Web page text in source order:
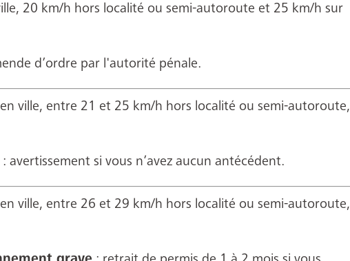
20 km/h hors localité ou semi-autoroute et 25 km/h sur
d’ordre par l'autorité pénale.
ville, entre 21 et 25 km/h hors localité ou semi-autoroute,
: avertissement si vous n’avez aucun antécédent.
ville, entre 26 et 29 km/h hors localité ou semi-autoroute,